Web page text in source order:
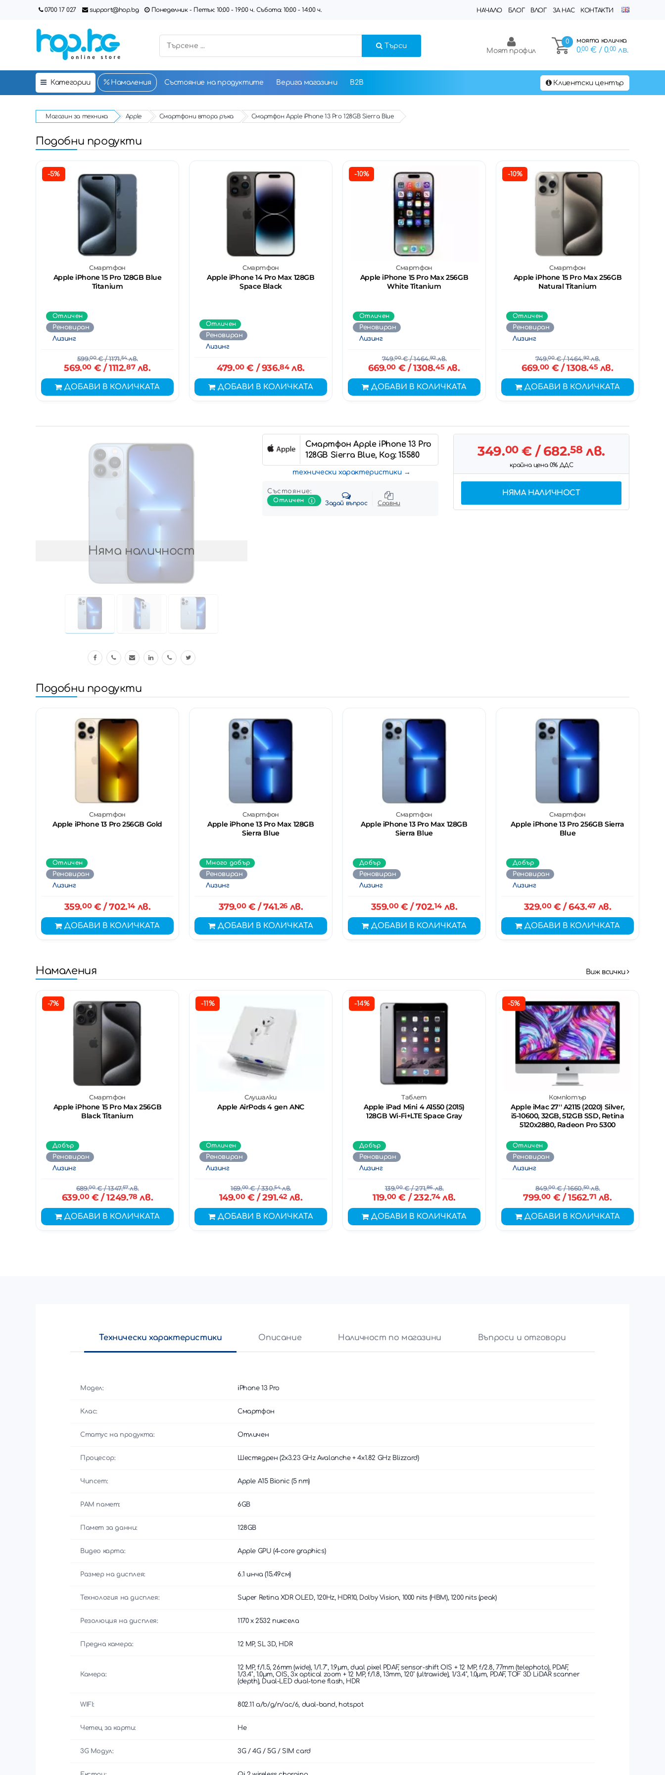
0700 17 027 support@hop.bg Понеделник - Петък: 10:00 - 19:00 ч. Събота: 10:00 - 14:00 ч. НАЧАЛО БЛОГ ВЛОГ ЗА НАС КОНТАКТИ
Търси
0 моята количка
0.00€ / 0.00лв.
Моят профил
Категории Намаления Състояние на продуктите Верига магазини B2B Клиентски център
Магазин за техника Apple Смартфони втора ръка Смартфон Apple iPhone 13 Pro 128GB Sierra Blue
Подобни продукти
-5%
Смартфон
Apple iPhone 15 Pro 128GB Blue
Titanium
Отличен
Реновиран
Лизинг
599.00€/ 1171.54лв.
569.00€ / 1112.87лв.
ДОБАВИ В КОЛИЧКАТА
Смартфон
Apple iPhone 14 Pro Max 128GB
Space Black
Отличен
Реновиран
Лизинг
479.00€ / 936.84лв.
ДОБАВИ В КОЛИЧКАТА
-10%
Смартфон
Apple iPhone 15 Pro Max 256GB
White Titanium
Отличен
Реновиран
Лизинг
749.00€/ 1464.92лв.
669.00€ / 1308.45лв.
ДОБАВИ В КОЛИЧКАТА
-10%
Смартфон
Apple iPhone 15 Pro Max 256GB
Natural Titanium
Отличен
Реновиран
Лизинг
749.00€/ 1464.92лв.
669.00€ / 1308.45лв.
ДОБАВИ В КОЛИЧКАТА
Няма наличност
Смартфон Apple iPhone 13 Pro
128GB Sierra Blue, Код: 15580
технически характеристики
Състояние:
Отличен
Задай въпрос Сравни
349.00€ / 682.58 лв.
крайна цена 0% ДДС
НЯМА НАЛИЧНОСТ
Подобни продукти
Смартфон
Apple iPhone 13 Pro 256GB Gold
Отличен
Реновиран
Лизинг
359.00€ / 702.14лв.
ДОБАВИ В КОЛИЧКАТА
Смартфон
Apple iPhone 13 Pro Max 128GB
Sierra Blue
Много добър
Реновиран
Лизинг
379.00€ / 741.26лв.
ДОБАВИ В КОЛИЧКАТА
Смартфон
Apple iPhone 13 Pro Max 128GB
Sierra Blue
Добър
Реновиран
Лизинг
359.00€ / 702.14лв.
ДОБАВИ В КОЛИЧКАТА
Смартфон
Apple iPhone 13 Pro 256GB Sierra
Blue
Добър
Реновиран
Лизинг
329.00€ / 643.47лв.
ДОБАВИ В КОЛИЧКАТА
Намаления Виж всички
-7%
Смартфон
Apple iPhone 15 Pro Max 256GB
Black Titanium
Добър
Реновиран
Лизинг
689.00€/ 1347.57лв.
639.00€ / 1249.78 лв.
ДОБАВИ В КОЛИЧКАТА
-11%
Слушалки
Apple AirPods 4 gen ANC
Отличен
Реновиран
Лизинг
169.00€/ 330.54лв.
149.00€ / 291.42лв.
ДОБАВИ В КОЛИЧКАТА
-14%
Таблет
Apple iPad Mini 4 A1550 (2015)
128GB Wi-Fi+LTE Space Gray
Добър
Реновиран
Лизинг
139.00€/ 271.86лв.
119.00€ / 232.74лв.
ДОБАВИ В КОЛИЧКАТА
-5%
Компютър
Apple iMac 27'' A2115 (2020) Silver,
i5-10600, 32GB, 512GB SSD, Retina
5120x2880, Radeon Pro 5300
Отличен
Реновиран
Лизинг
849.00€/ 1660.50лв.
799.00€ / 1562.71 лв.
ДОБАВИ В КОЛИЧКАТА
Технически характеристики Описание Наличност по магазини Въпроси и отговори
Модел: iPhone 13 Pro
Клас: Смартфон
Статус на продукта: Отличен
Процесор: Шестядрен (2x3.23 GHz Avalanche + 4x1.82 GHz Blizzard)
Чипсет: Apple A15 Bionic (5 nm)
РАМ памет: 6GB
Памет за данни: 128GB
Видео карта: Apple GPU (4-core graphics)
Размер на дисплея: 6.1 инча (15.49см)
Технология на дисплея: Super Retina XDR OLED, 120Hz, HDR10, Dolby Vision, 1000 nits (HBM), 1200 nits (peak)
Резолюция на дисплея: 1170 x 2532 пиксела
Предна камера: 12 MP, SL 3D, HDR
Камера:
12 MP, f/1.5, 26mm (wide), 1/1.7", 1.9µm, dual pixel PDAF, sensor-shift OIS + 12 MP, f/2.8, 77mm (telephoto), PDAF,
1/3.4", 1.0µm, OIS, 3x optical zoom + 12 MP, f/1.8, 13mm, 120˚ (ultrawide), 1/3.4", 1.0µm, PDAF, TOF 3D LiDAR scanner
(depth), Dual-LED dual-tone flash, HDR
WIFI: 802.11 a/b/g/n/ac/6, dual-band, hotspot
Четец за карти: Не
3G Модул: 3G / 4G / 5G / SIM card